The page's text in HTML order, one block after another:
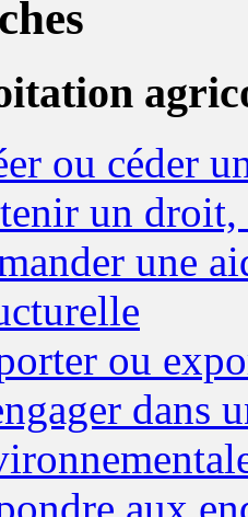
ou céder
un droit,
une
ou
dans